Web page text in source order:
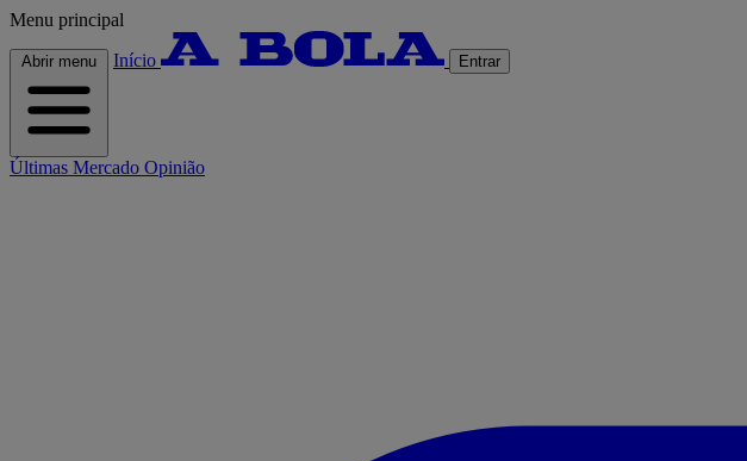
Menu principal
Abrir menu Início Entrar
Últimas Mercado Opinião